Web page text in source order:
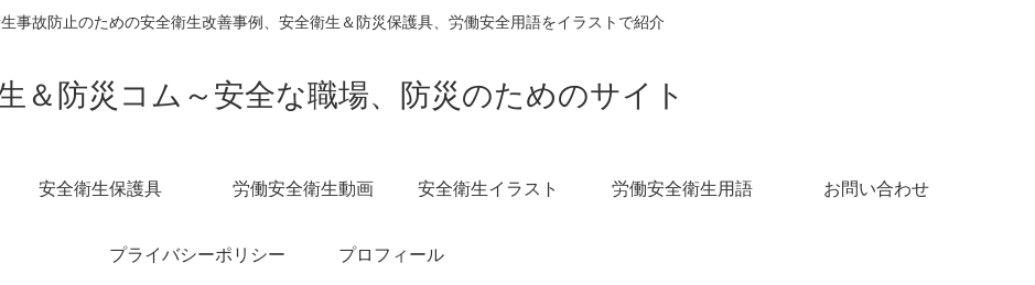
事故防止のための安全衛生改善事例、安全衛生＆防災保護具、労働安全用語をイラストで紹介
＆防災コム～安全な職場、防災のためのサイト
安全衛生保護具 労働安全衛生動画 安全衛生イラスト 労働安全衛生用語 お問い合わせ
プライバシーポリシー プロフィール